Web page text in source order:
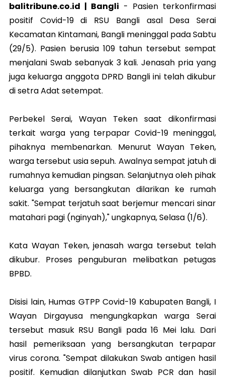
balitribune.co.id | Bangli - Pasien terkonfirmasi
positif Covid-19 di RSU Bangli asal Desa Serai
Kecamatan Kintamani, Bangli meninggal pada Sabtu
(29/5). Pasien berusia 109 tahun tersebut sempat
menjalani Swab sebanyak 3 kali. Jenasah pria yang
juga keluarga anggota DPRD Bangli ini telah dikubur
di setra Adat setempat.
Perbekel Serai, Wayan Teken saat dikonfirmasi
terkait warga yang terpapar Covid-19 meninggal,
pihaknya membenarkan. Menurut Wayan Teken,
warga tersebut usia sepuh. Awalnya sempat jatuh di
rumahnya kemudian pingsan. Selanjutnya oleh pihak
keluarga yang bersangkutan dilarikan ke rumah
sakit. "Sempat terjatuh saat berjemur mencari sinar
matahari pagi (nginyah)," ungkapnya, Selasa (1/6).
Kata Wayan Teken, jenasah warga tersebut telah
dikubur. Proses penguburan melibatkan petugas
BPBD.
Disisi lain, Humas GTPP Covid-19 Kabupaten Bangli, I
Wayan Dirgayusa mengungkapkan warga Serai
tersebut masuk RSU Bangli pada 16 Mei lalu. Dari
hasil pemeriksaan yang bersangkutan terpapar
virus corona. "Sempat dilakukan Swab antigen hasil
positif. Kemudian dilanjutkan Swab PCR dan hasil